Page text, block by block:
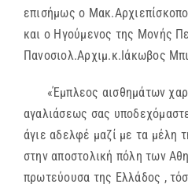
επισήμως ο
και ο Ηγούμενος της Μονής
Πανοσιολ.Αρχιμ.κ.Ιάκωβος
«Έμπλεος αισθημάτων
αγαλιάσεως σας
άγιε αδελφέ μαζί με τα μέλη
στην αποστολική πόλη των
πρωτεύουσα της Ελλάδος ,